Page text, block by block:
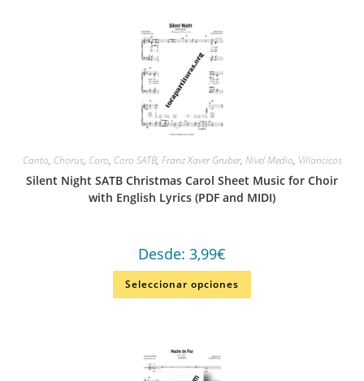
Canto, Chorus, Coro, Coro SATB, Franz Xaver Gruber, Nivel Medio, Villancicos
Silent Night SATB Christmas Carol Sheet Music for Choir
with English Lyrics (PDF and MIDI)
Desde: 3,99€
Seleccionar opciones